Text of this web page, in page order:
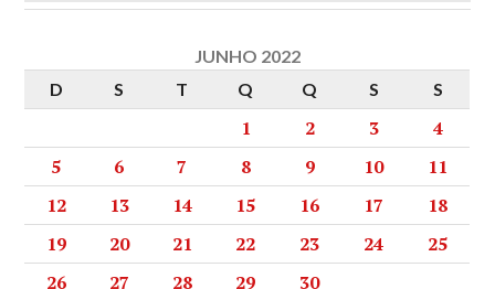
JUNHO 2022
D
S T Q Q S S
1 2 3
4
5
6 7 8 9 10
11
12
13 14 15 16 17
18
19
20 21 22 23 24
25
26
27 28 29 30